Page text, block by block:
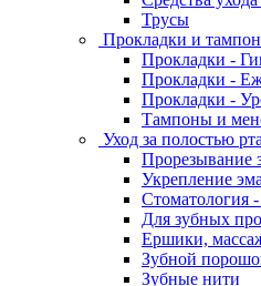
Трусы
Прокладки и
Прокладки -
Прокладки -
Прокладки -
Тампоны и
Уход за полостью рта
Прорезывание
Укрепление
Стоматология
Для зубных
Ершики,
Зубной
Зубные нити